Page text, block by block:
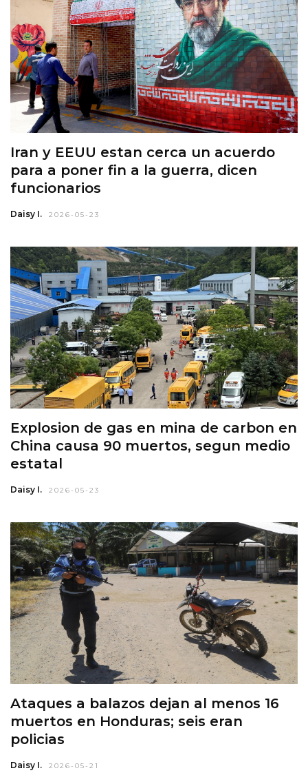
Iran y EEUU estan cerca un acuerdo
para a poner fin a la guerra, dicen
funcionarios
Daisy I. 2026-05-23
Explosion de gas en mina de carbon en
China causa 90 muertos, segun medio
estatal
Daisy I. 2026-05-23
Ataques a balazos dejan al menos 16
muertos en Honduras; seis eran
policias
Daisy I. 2026-05-21